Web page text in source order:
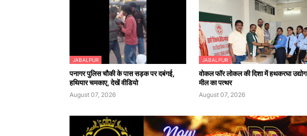
JABALPUR
पनागर पुलिस चौकी के पास सड़क पर दबंगई,
हथियार चमकाए, देखें वीडियो
August 07, 2026
JABALPUR
वोकल फॉर लोकल की दिशा में हथकरघा उद्योग
मील का पत्थर
August 07, 2026